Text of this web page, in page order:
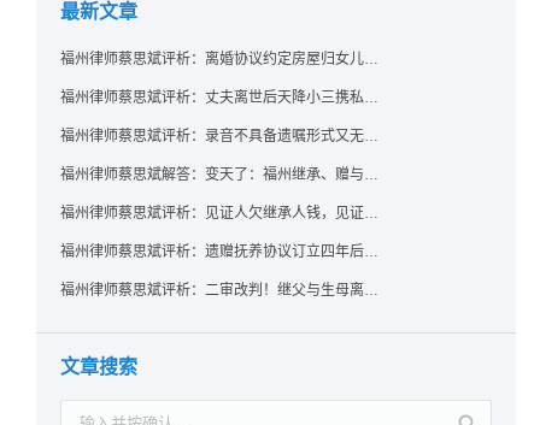
最新文章
福州律师蔡思斌评析：离婚协议约定房屋归女儿所有，父亲去世后继母能否拒绝过户？
福州律师蔡思斌评析：丈夫离世后天降小三携私生子争遗产，法院正义判决保住原配80%份额！
福州律师蔡思斌评析：录音不具备遗嘱形式又无法证明赠与意愿——法院：按法定继承处理
福州律师蔡思斌解答：变天了：福州继承、赠与房产转让要收20%个税？福州国税官方回复来了！
福州律师蔡思斌评析：见证人欠继承人钱，见证遗嘱还有效吗？
福州律师蔡思斌评析：遗赠抚养协议订立四年后丧失民事行为能力，协议有效吗？
福州律师蔡思斌评析：二审改判！继父与生母离婚后，曾受其抚养的继子女是否仍享有继承权？
文章搜索